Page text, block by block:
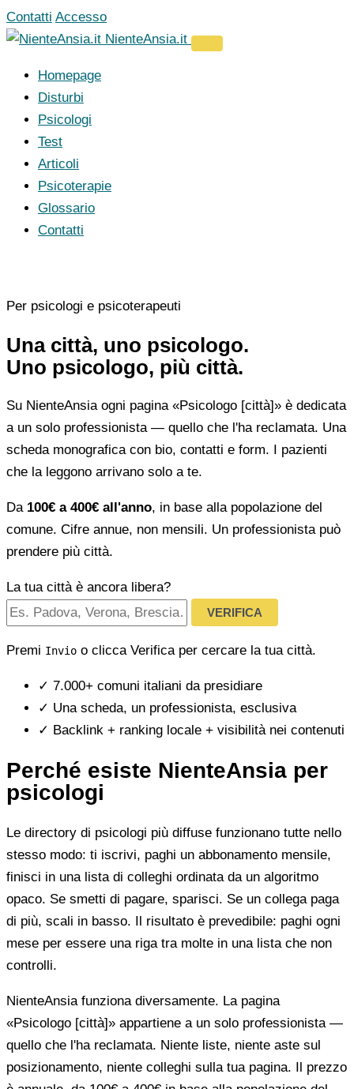
Vai
al
Contatti Accesso
NienteAnsia.it
Homepage
Disturbi
Psicologi
Test
Articoli
Psicoterapie
Glossario
Contatti
Per psicologi e psicoterapeuti
Una città, uno psicologo.
Uno psicologo, più città.
Su NienteAnsia ogni pagina «Psicologo [città]» è dedicata
a un solo professionista — quello che l'ha reclamata. Una
scheda monografica con bio, contatti e form. I pazienti
che la leggono arrivano solo a te.
Da 100€ a 400€ all'anno, in base alla popolazione del
comune. Cifre annue, non mensili. Un professionista può
prendere più città.
La tua città è ancora libera?
VERIFICA
Premi Invio o clicca Verifica per cercare la tua città.
✓ 7.000+ comuni italiani da presidiare
✓ Una scheda, un professionista, esclusiva
✓ Backlink + ranking locale + visibilità nei contenuti
Perché esiste NienteAnsia per
psicologi
Le directory di psicologi più diffuse funzionano tutte nello
stesso modo: ti iscrivi, paghi un abbonamento mensile,
finisci in una lista di colleghi ordinata da un algoritmo
opaco. Se smetti di pagare, sparisci. Se un collega paga
di più, scali in basso. Il risultato è prevedibile: paghi ogni
mese per essere una riga tra molte in una lista che non
controlli.
NienteAnsia funziona diversamente. La pagina
«Psicologo [città]» appartiene a un solo professionista —
quello che l'ha reclamata. Niente liste, niente aste sul
posizionamento, niente colleghi sulla tua pagina. Il prezzo